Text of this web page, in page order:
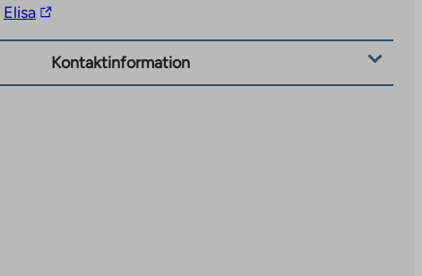
ElisaThe
link
takes
you
Kontaktinformation